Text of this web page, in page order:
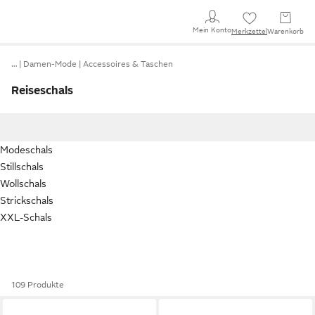
Mein KontoMerkzettel Warenkorb
… Damen-Mode Accessoires & Taschen
Reiseschals
Modeschals
Stillschals
Wollschals
Strickschals
XXL-Schals
109 Produkte